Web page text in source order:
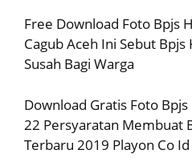
Free Download Foto Bpjs
Cagub Aceh Ini Sebut
Susah Bagi Warga
Download Gratis Foto
22 Persyaratan Membuat
Terbaru 2019 Playon Co Id